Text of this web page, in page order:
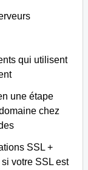
qui utilisent
une étape
chez
SSL +
votre SSL est